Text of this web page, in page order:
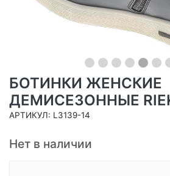
БОТИНКИ ЖЕНСКИЕ
ДЕМИСЕЗОННЫЕ
АРТИКУЛ: L3139-14
Нет в наличии